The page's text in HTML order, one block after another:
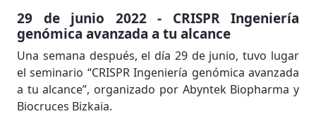
29 de junio 2022 - CRISPR Ingeniería
genómica avanzada a tu alcance
Una semana después, el día 29 de junio, tuvo lugar
el seminario “CRISPR Ingeniería genómica avanzada
a tu alcance”, organizado por Abyntek Biopharma y
Biocruces Bizkaia.